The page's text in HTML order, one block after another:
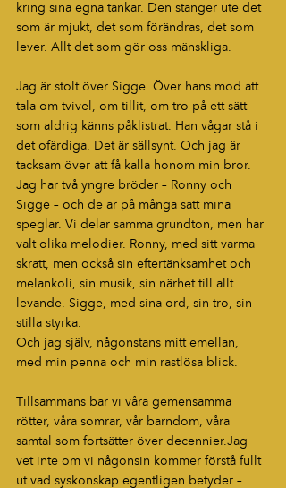
kring sina egna tankar. Den stänger ute det
som är mjukt, det som förändras, det som
lever. Allt det som gör oss mänskliga.
Jag är stolt över Sigge. Över hans mod att
tala om tvivel, om tillit, om tro på ett sätt
som aldrig känns påklistrat. Han vågar stå i
det ofärdiga. Det är sällsynt. Och jag är
tacksam över att få kalla honom min bror.
Jag har två yngre bröder – Ronny och
Sigge – och de är på många sätt mina
speglar. Vi delar samma grundton, men har
valt olika melodier. Ronny, med sitt varma
skratt, men också sin eftertänksamhet och
melankoli, sin musik, sin närhet till allt
levande. Sigge, med sina ord, sin tro, sin
stilla styrka.
Och jag själv, någonstans mitt emellan,
med min penna och min rastlösa blick.
Tillsammans bär vi våra gemensamma
rötter, våra somrar, vår barndom, våra
samtal som fortsätter över decennier.Jag
vet inte om vi någonsin kommer förstå fullt
ut vad syskonskap egentligen betyder –